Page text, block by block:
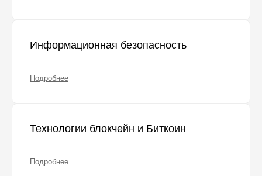
Информационная безопасность
Подробнее
Технологии блокчейн и Биткоин
Подробнее